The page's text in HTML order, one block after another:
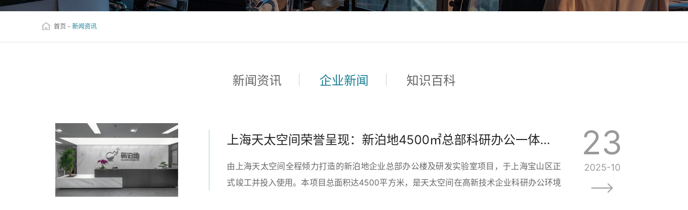
首页 - 新闻资讯
新闻资讯 企业新闻 知识百科
上海天太空间荣誉呈现：新泊地4500㎡总部科研办公一体化空间圆满交付
由上海天太空间全程倾力打造的新泊地企业总部办公楼及研发实验室项目，于上海宝山区正
式竣工并投入使用。本项目总面积达4500平方米，是天太空间在高新技术企业科研办公环境
23
2025-10